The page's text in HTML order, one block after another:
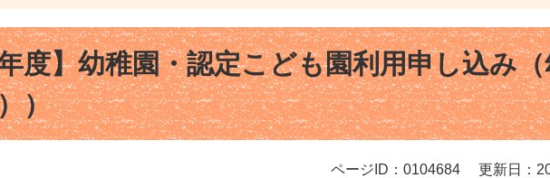
度】幼稚園・認定こども園利用申し込み
）
ページID：0104684 更新日：